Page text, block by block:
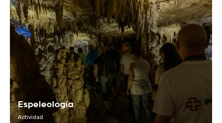
Espeleología
Actividad